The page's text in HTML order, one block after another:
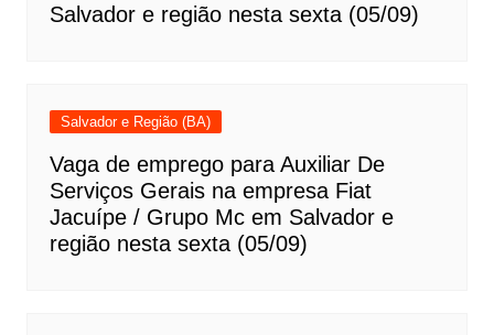
Salvador e região nesta sexta (05/09)
Salvador e Região (BA)
Vaga de emprego para Auxiliar De
Serviços Gerais na empresa Fiat
Jacuípe / Grupo Mc em Salvador e
região nesta sexta (05/09)